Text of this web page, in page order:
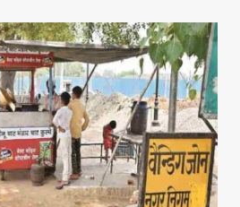
k
e
dI
n
ai
l
ar
e